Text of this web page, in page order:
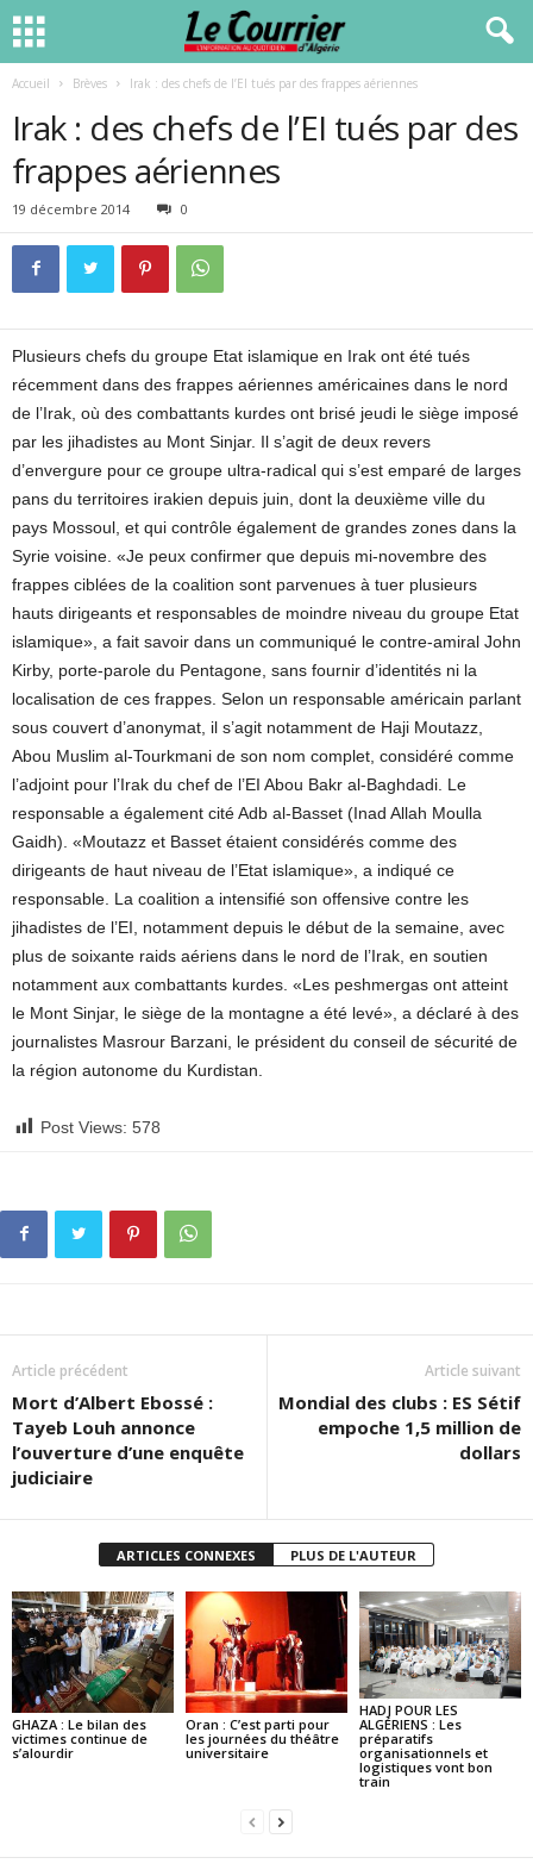
Accueil Brèves Irak : des chefs de l’EI tués par des frappes aériennes
Irak : des chefs de l’EI tués par des
frappes aériennes
19 décembre 2014 0
Plusieurs chefs du groupe Etat islamique en Irak ont été tués
récemment dans des frappes aériennes américaines dans le nord
de l’Irak, où des combattants kurdes ont brisé jeudi le siège imposé
par les jihadistes au Mont Sinjar. Il s’agit de deux revers
d’envergure pour ce groupe ultra-radical qui s’est emparé de larges
pans du territoires irakien depuis juin, dont la deuxième ville du
pays Mossoul, et qui contrôle également de grandes zones dans la
Syrie voisine. «Je peux confirmer que depuis mi-novembre des
frappes ciblées de la coalition sont parvenues à tuer plusieurs
hauts dirigeants et responsables de moindre niveau du groupe Etat
islamique», a fait savoir dans un communiqué le contre-amiral John
Kirby, porte-parole du Pentagone, sans fournir d’identités ni la
localisation de ces frappes. Selon un responsable américain parlant
sous couvert d’anonymat, il s’agit notamment de Haji Moutazz,
Abou Muslim al-Tourkmani de son nom complet, considéré comme
l’adjoint pour l’Irak du chef de l’EI Abou Bakr al-Baghdadi. Le
responsable a également cité Adb al-Basset (Inad Allah Moulla
Gaidh). «Moutazz et Basset étaient considérés comme des
dirigeants de haut niveau de l’Etat islamique», a indiqué ce
responsable. La coalition a intensifié son offensive contre les
jihadistes de l’EI, notamment depuis le début de la semaine, avec
plus de soixante raids aériens dans le nord de l’Irak, en soutien
notamment aux combattants kurdes. «Les peshmergas ont atteint
le Mont Sinjar, le siège de la montagne a été levé», a déclaré à des
journalistes Masrour Barzani, le président du conseil de sécurité de
la région autonome du Kurdistan.
Post Views: 578
Article précédent
Mort d’Albert Ebossé :
Tayeb Louh annonce
l’ouverture d’une enquête
judiciaire
Article suivant
Mondial des clubs : ES Sétif
empoche 1,5 million de
dollars
ARTICLES CONNEXES PLUS DE L'AUTEUR
GHAZA : Le bilan des
victimes continue de
s’alourdir
Oran : C’est parti pour
les journées du théâtre
universitaire
HADJ POUR LES
ALGÉRIENS : Les
préparatifs
organisationnels et
logistiques vont bon
train